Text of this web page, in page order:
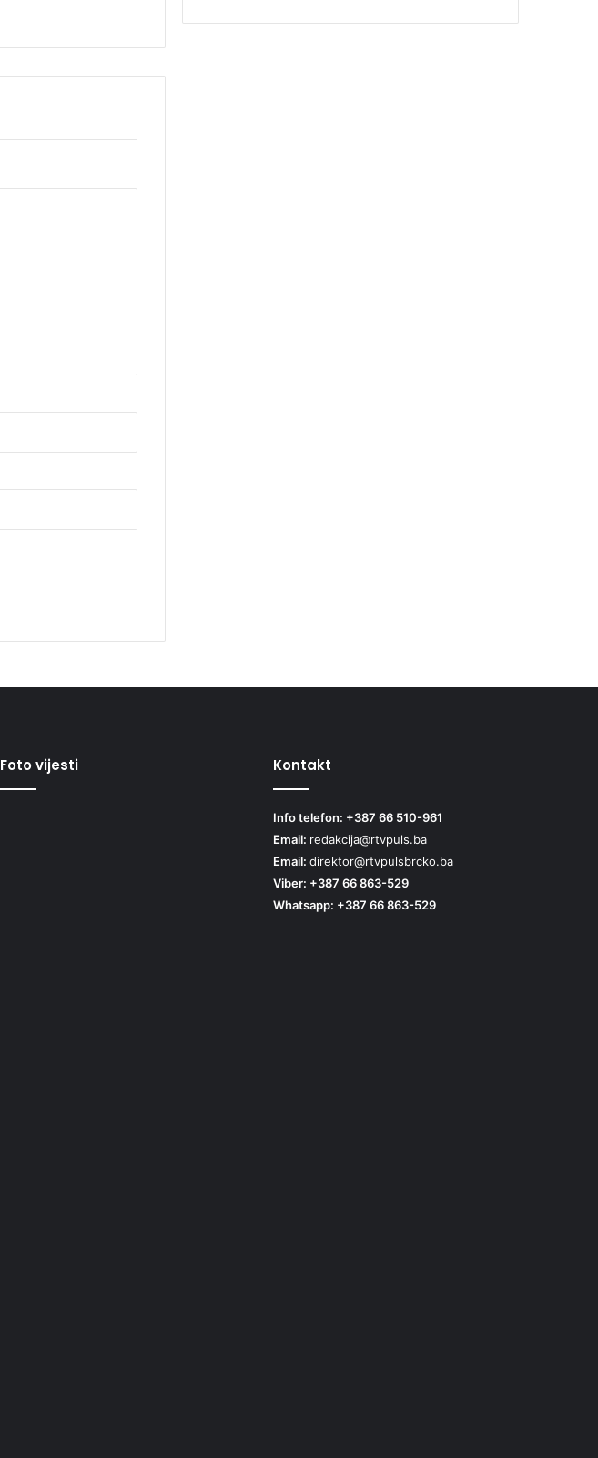
Foto vijesti Kontakt
Info telefon: +387 66 510-961
Email: redakcija@rtvpuls.ba
Email: direktor@rtvpulsbrcko.ba
Viber: +387 66 863-529
Whatsapp: +387 66 863-529